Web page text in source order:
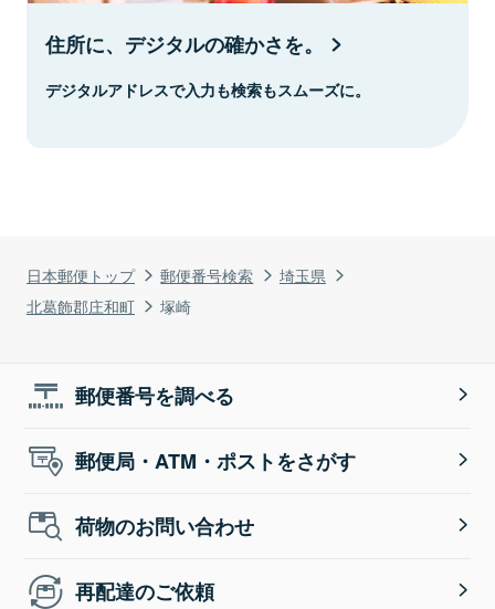
日本郵便トップ 郵便番号検索
埼玉県
北葛飾郡庄和町
塚崎
住所に、デジタルの確かさを。
デジタルアドレスで入力も検索もスムーズに。
郵便番号を調べる
郵便局・ATM・ポストをさがす
荷物のお問い合わせ
再配達のご依頼